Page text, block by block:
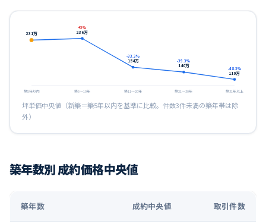
231万
築5年以内
236万
+2%
築6〜10年
154万
-33.3%
築11〜20年
140万
-39.3%
築21〜30年
119万
-48.3%
築31年以上
坪単価中央値（新築＝築5年以内を基準に比較。件数3件未満の築年帯は除
外）
築年数別 成約価格中央値
築年数 成約中央値 取引件数